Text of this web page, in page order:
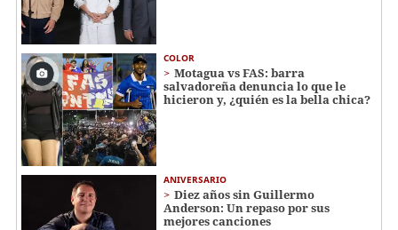
COLOR
Motagua vs FAS: barra
salvadoreña denuncia lo que le
hicieron y, ¿quién es la bella chica?
ANIVERSARIO
Diez años sin Guillermo
Anderson: Un repaso por sus
mejores canciones